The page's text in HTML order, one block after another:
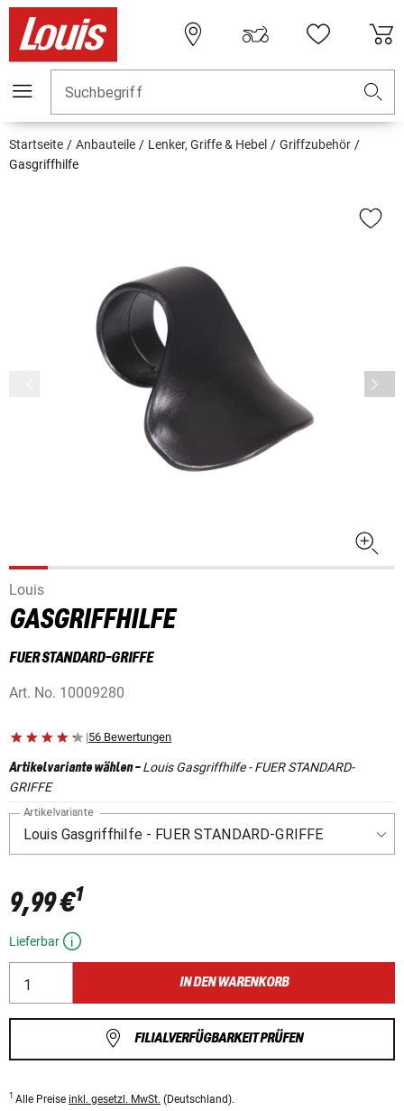
Suchbegriff
Startseite Anbauteile Lenker, Griffe & Hebel
Griffzubehör
Gasgriffhilfe
Louis
GASGRIFFHILFE
FUER STANDARD-GRIFFE
Art. No. 10009280
|56 Bewertungen
Artikelvariante wählen-Louis Gasgriffhilfe - FUER STANDARD-
GRIFFE
Artikelvariante
9,99 €1
Lieferbar
IN DEN WARENKORB
FILIALVERFÜGBARKEIT PRÜFEN
1 Alle Preise inkl. gesetzl. MwSt. (Deutschland).